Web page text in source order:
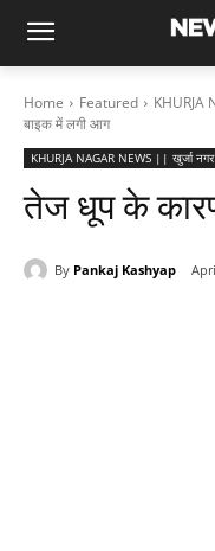
Home Featured KHURJA
बाइक में लगी आग
KHURJA NAGAR NEWS || खुर्जा
तेज धूप के
By Pankaj Kashyap